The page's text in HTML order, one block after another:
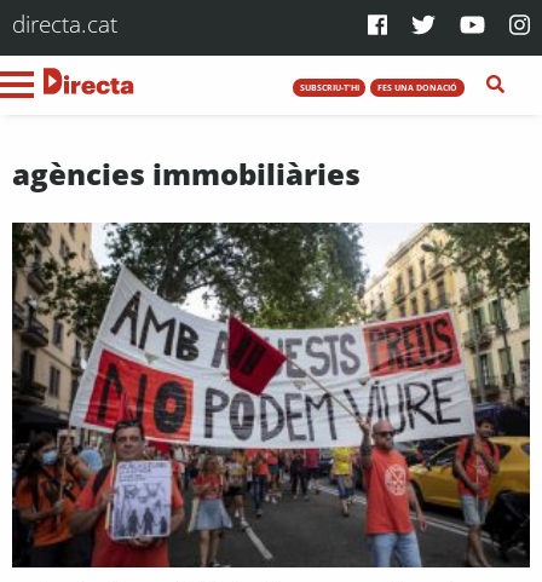
directa.cat
SUBSCRIU-T'HI FES UNA DONACIÓ
agències immobiliàries